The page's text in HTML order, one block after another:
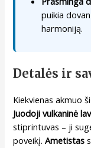
puikia
harmoniją.
Detalės ir
Kiekvienas akmuo
Juodoji vulkaninė
stiprintuvas – ji
poveikį.Ametistas